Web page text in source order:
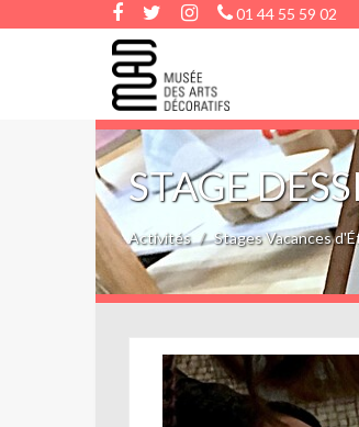
01 44 55 59 02
STAGE
Activités Stages Vacances